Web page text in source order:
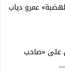
عمرو دياب
على «صاحب